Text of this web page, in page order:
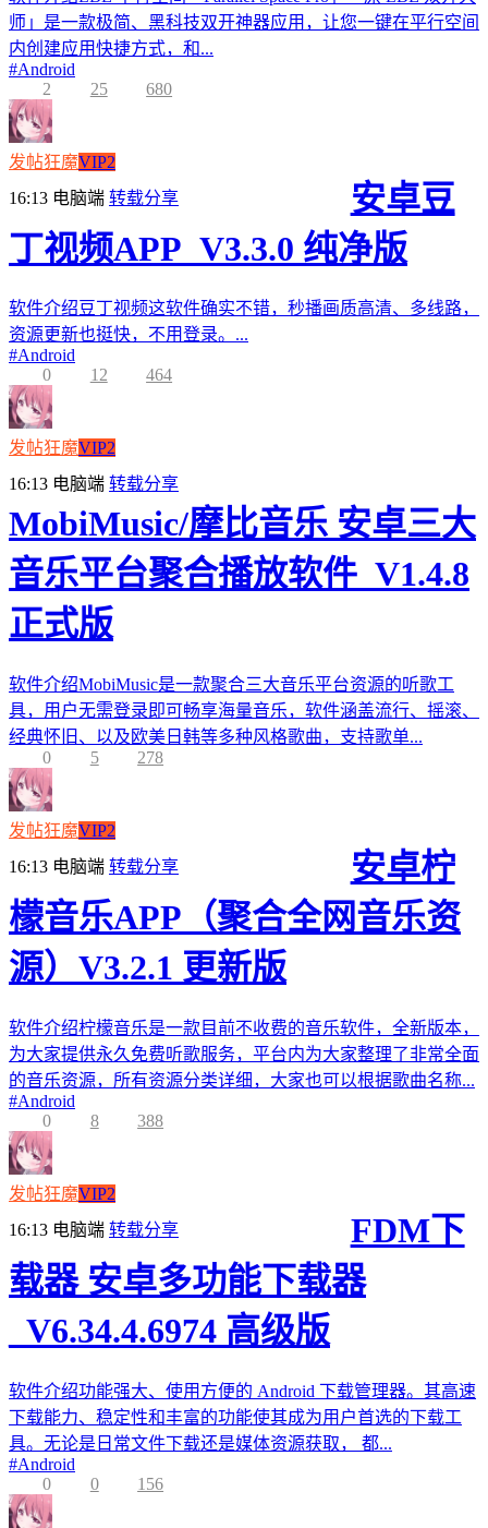
师」是一款极简、黑科技双开神器应用，让您一键在平行空间
内创建应用快捷方式，和...
#Android
2
25 680
发帖狂魔VIP2
16:13 电脑端 转载分享
安卓豆
丁视频APP_V3.3.0 纯净版
软件介绍豆丁视频这软件确实不错，秒播画质高清、多线路，
资源更新也挺快，不用登录。...
#Android
0
12 464
发帖狂魔VIP2
16:13 电脑端 转载分享
MobiMusic/摩比音乐 安卓三大
音乐平台聚合播放软件_V1.4.8
正式版
软件介绍MobiMusic是一款聚合三大音乐平台资源的听歌工
具，用户无需登录即可畅享海量音乐，软件涵盖流行、摇滚、
经典怀旧、以及欧美日韩等多种风格歌曲，支持歌单...
0
5 278
发帖狂魔VIP2
16:13 电脑端 转载分享
安卓柠
檬音乐APP（聚合全网音乐资
源）V3.2.1 更新版
软件介绍柠檬音乐是一款目前不收费的音乐软件，全新版本，
为大家提供永久免费听歌服务，平台内为大家整理了非常全面
的音乐资源，所有资源分类详细，大家也可以根据歌曲名称...
#Android
0
8 388
发帖狂魔VIP2
16:13 电脑端 转载分享
FDM下
载器 安卓多功能下载器
_V6.34.4.6974 高级版
软件介绍功能强大、使用方便的 Android 下载管理器。其高速
下载能力、稳定性和丰富的功能使其成为用户首选的下载工
具。无论是日常文件下载还是媒体资源获取， 都...
#Android
0
0 156